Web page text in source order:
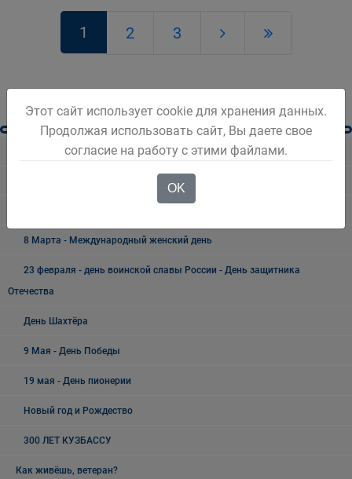
1 2 3
8 Марта - Международный женский день
23 февраля - день воинской славы России - День защитника
Отечества
День Шахтёра
9 Мая - День Победы
19 мая - День пионерии
Новый год и Рождество
300 ЛЕТ КУЗБАССУ
Как живёшь, ветеран?
Этот сайт использует cookie для хранения данных.
Продолжая использовать сайт, Вы даете свое
согласие на работу с этими файлами.
OK